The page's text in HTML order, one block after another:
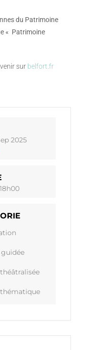
du Patrimoine
« Patrimoine
sur belfort.fr
2025